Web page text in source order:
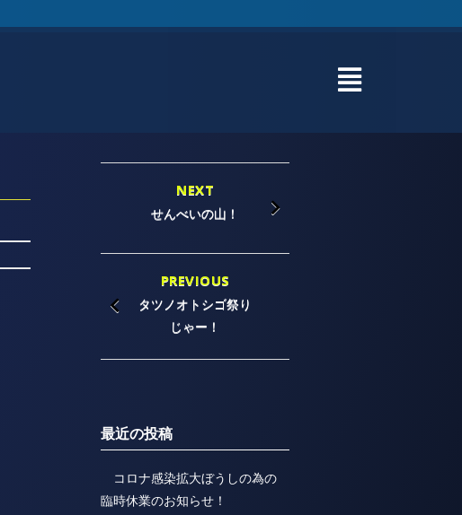
NEXT
せんべいの山！
PREVIOUS
タツノオトシゴ祭り
じゃー！
最近の投稿
コロナ感染拡大ぼうしの為の
臨時休業のお知らせ！